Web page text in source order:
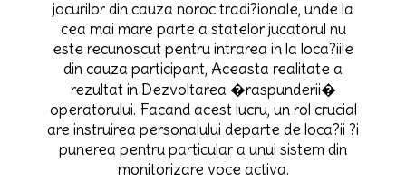
jocurilor din cauza noroc tradi?ionale, unde la
cea mai mare parte a statelor jucatorul nu
este recunoscut pentru intrarea in la loca?iile
din cauza participant, Aceasta realitate a
rezultat in Dezvoltarea �raspunderii�
operatorului. Facand acest lucru, un rol crucial
are instruirea personalului departe de loca?ii ?i
punerea pentru particular a unui sistem din
monitorizare voce activa.